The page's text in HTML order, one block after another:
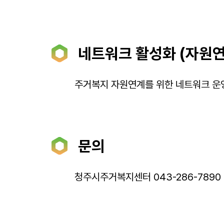
네트워크 활성화 (자원
주거복지 자원연계를 위한 네트워크 운
문의
청주시주거복지센터 043-286-7890